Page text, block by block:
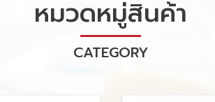
หมวดหมู่สินค้า
CATEGORY